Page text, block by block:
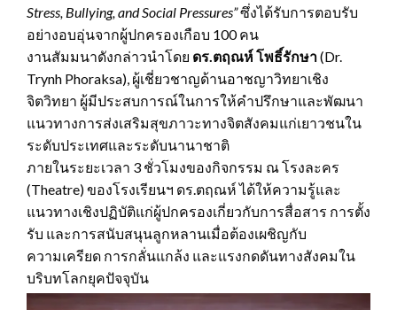
Stress, Bullying, and Social Pressures”ซึ่งได้รับการตอบรับ
อย่างอบอุ่นจากผู้ปกครองเกือบ 100 คน
งานสัมมนาดังกล่าวนำโดย ดร.ตฤณห์ โพธิ์รักษา(Dr.
Trynh Phoraksa), ผู้เชี่ยวชาญด้านอาชญาวิทยาเชิง
จิตวิทยา ผู้มีประสบการณ์ในการให้คำปรึกษาและพัฒนา
แนวทางการส่งเสริมสุขภาวะทางจิตสังคมแก่เยาวชนใน
ระดับประเทศและระดับนานาชาติ
ภายในระยะเวลา 3 ชั่วโมงของกิจกรรม ณ โรงละคร
(Theatre) ของโรงเรียนฯ ดร.ตฤณห์ ได้ให้ความรู้และ
แนวทางเชิงปฏิบัติแก่ผู้ปกครองเกี่ยวกับการสื่อสาร การตั้ง
รับ และการสนับสนุนลูกหลานเมื่อต้องเผชิญกับ
ความเครียด การกลั่นแกล้ง และแรงกดดันทางสังคมใน
บริบทโลกยุคปัจจุบัน